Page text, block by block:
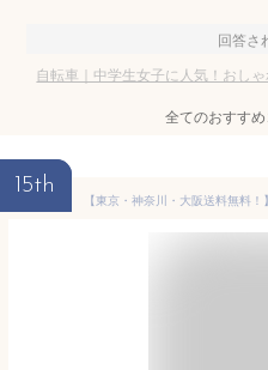
回答さ
自転車｜中学生女子に人気！おし
全てのおすすめ
15th